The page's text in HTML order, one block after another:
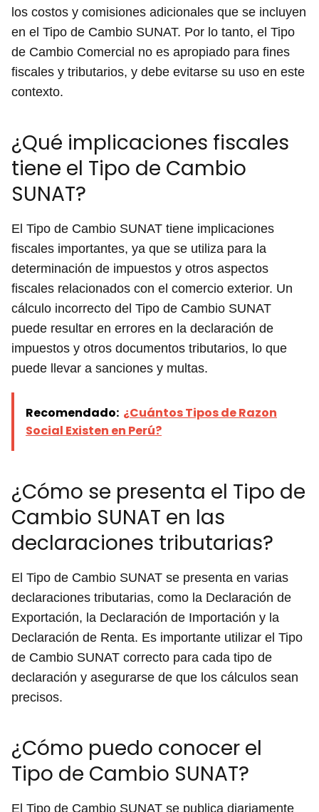
los costos y comisiones adicionales que se incluyen
en el Tipo de Cambio SUNAT. Por lo tanto, el Tipo
de Cambio Comercial no es apropiado para fines
fiscales y tributarios, y debe evitarse su uso en este
contexto.
¿Qué implicaciones fiscales
tiene el Tipo de Cambio
SUNAT?
El Tipo de Cambio SUNAT tiene implicaciones
fiscales importantes, ya que se utiliza para la
determinación de impuestos y otros aspectos
fiscales relacionados con el comercio exterior. Un
cálculo incorrecto del Tipo de Cambio SUNAT
puede resultar en errores en la declaración de
impuestos y otros documentos tributarios, lo que
puede llevar a sanciones y multas.
Recomendado: ¿Cuántos Tipos de Razon
Social Existen en Perú?
¿Cómo se presenta el Tipo de
Cambio SUNAT en las
declaraciones tributarias?
El Tipo de Cambio SUNAT se presenta en varias
declaraciones tributarias, como la Declaración de
Exportación, la Declaración de Importación y la
Declaración de Renta. Es importante utilizar el Tipo
de Cambio SUNAT correcto para cada tipo de
declaración y asegurarse de que los cálculos sean
precisos.
¿Cómo puedo conocer el
Tipo de Cambio SUNAT?
El Tipo de Cambio SUNAT se publica diariamente